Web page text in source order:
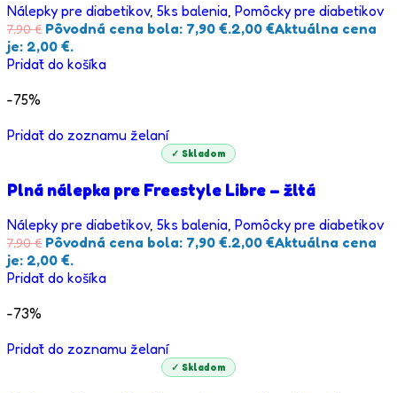
Nálepky pre diabetikov, 5ks balenia Pomôcky pre diabetikov
7,90€ Pôvodná cena bola: 7,90 €.2,00 €Aktuálna cena
je: 2,00 €.
Pridať do košíka
-75%
Pridať do zoznamu želaní
✓ Skladom
Plná nálepka pre Freestyle Libre – žltá
Nálepky pre diabetikov, 5ks balenia, Pomôcky pre diabetikov
7,90€ Pôvodná cena bola: 7,90 €.2,00 €Aktuálna cena
je: 2,00 €.
Pridať do košíka
-73%
Pridať do zoznamu želaní
✓ Skladom